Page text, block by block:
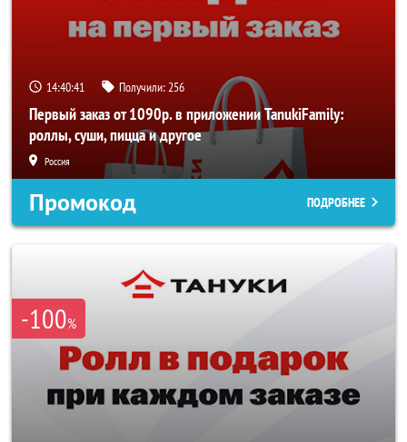
14:40:40 Получили:256
Первый заказ от 1090р. в приложении TanukiFamily:
роллы, суши, пицца и другое
Россия
Промокод ПОДРОБНЕЕ
-100%